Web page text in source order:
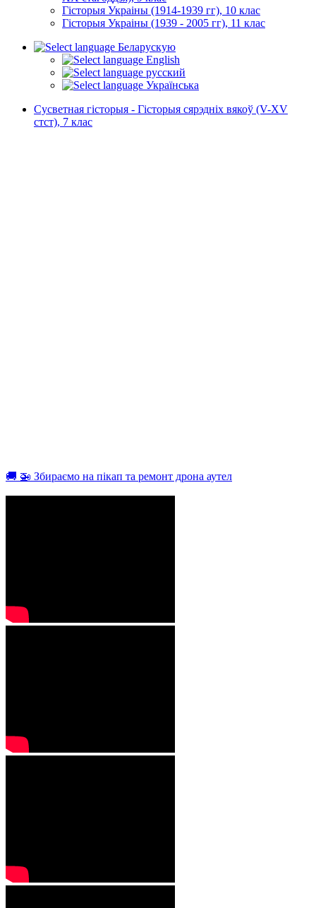
Гісторыя Украіны (1914-1939 гг), 10 клас
Гісторыя Украіны (1939 - 2005 гг), 11 клас
Беларускую
English
русский
Українська
Сусветная гісторыя - Гісторыя сярэдніх вякоў (V-XV
стст), 7 клас
🚚 🚁 Збираємо на пікап та ремонт дрона аутел